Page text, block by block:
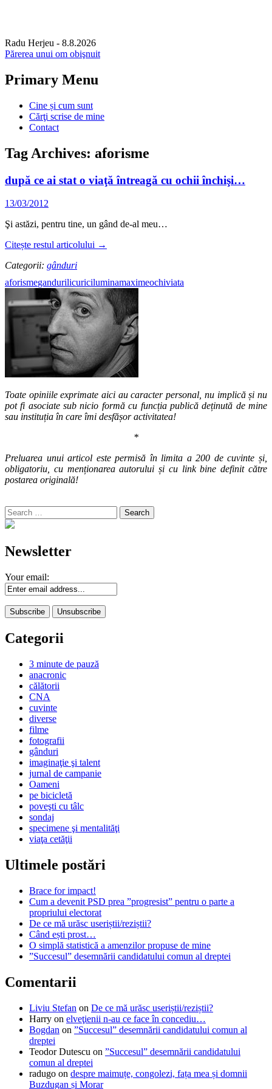
Radu Herjeu - 8.8.2026
Părerea unui om obişnuit
Primary Menu
Skip
content
Cine și cum sunt
Cărţi scrise de mine
Contact
Tag Archives: aforisme
după ce ai stat o viaţă întreagă cu ochii închişi…
13/03/2012
Şi astăzi, pentru tine, un gând de-al meu…
Citește restul articolului →
Categorii: gânduri
aforismegandurilicuriciluminamaximeochiviata
Toate opiniile exprimate aici au caracter personal, nu implică și nu
pot fi asociate sub nicio formă cu funcția publică deținută de mine
sau instituția în care îmi desfășor activitatea!
*
Preluarea unui articol este permisă în limita a 200 de cuvinte și,
obligatoriu, cu menționarea autorului și cu link bine definit către
postarea originală!
Search
for:
Newsletter
Your email:
Categorii
3 minute de pauză
anacronic
călătorii
CNA
cuvinte
diverse
filme
fotografii
gânduri
imaginaţie şi talent
jurnal de campanie
Oameni
pe bicicletă
poveşti cu tâlc
sondaj
specimene şi mentalităţi
viaţa cetăţii
Ultimele postări
Brace for impact!
Cum a devenit PSD prea ”progresist” pentru o parte a
propriului electorat
De ce mă urăsc useriștii/reziștii?
Când ești prost…
O simplă statistică a amenzilor propuse de mine
”Succesul” desemnării candidatului comun al dreptei
Comentarii
Liviu Stefan on De ce mă urăsc useriștii/reziștii?
Harry on elveţienii n-au ce face în concediu…
Bogdan on ”Succesul” desemnării candidatului comun al
dreptei
Teodor Dutescu on ”Succesul” desemnării candidatului
comun al dreptei
radugo on despre maimuțe, congolezi, fața mea și domnii
Buzdugan și Morar